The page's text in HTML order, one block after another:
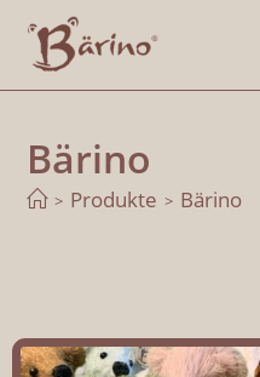
Bärino
> Produkte > Bärino